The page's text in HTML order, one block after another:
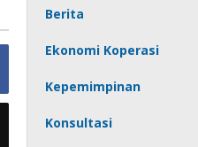
Berita
Ekonomi Koperasi
Kepemimpinan
Konsultasi